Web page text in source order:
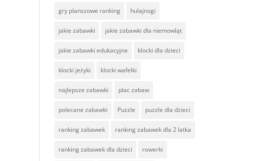
gry planszowe ranking hulajnogi
jakie zabawki jakie zabawki dla niemowląt
jakie zabawki edukacyjne klocki dla dzieci
klocki jeżyki klocki wafelki
najlepsze zabawki plac zabaw
polecane zabawki Puzzle puzzle dla dzieci
ranking zabawek ranking zabawek dla 2 latka
ranking zabawek dla dzieci rowerki